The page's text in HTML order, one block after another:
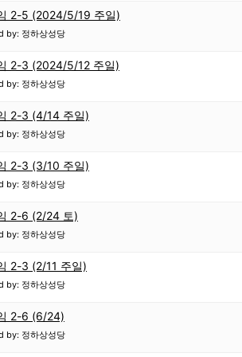
2-5 (2024/5/19 주일)
by: 정하상성당
2-3 (2024/5/12 주일)
by: 정하상성당
2-3 (4/14 주일)
by: 정하상성당
2-3 (3/10 주일)
by: 정하상성당
2-6 (2/24 토)
by: 정하상성당
2-3 (2/11 주일)
by: 정하상성당
2-6 (6/24)
by: 정하상성당